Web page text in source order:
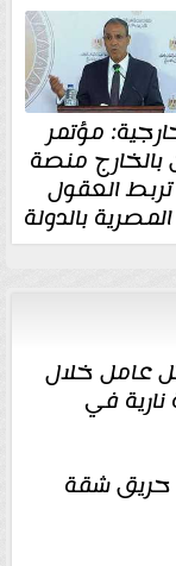
مؤتمر
بالخارج منصة
العقول
بالدولة
عامل خلال
في
حريق شقة